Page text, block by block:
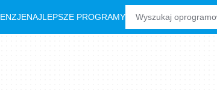
NAJLEPSZE PROGRAMY